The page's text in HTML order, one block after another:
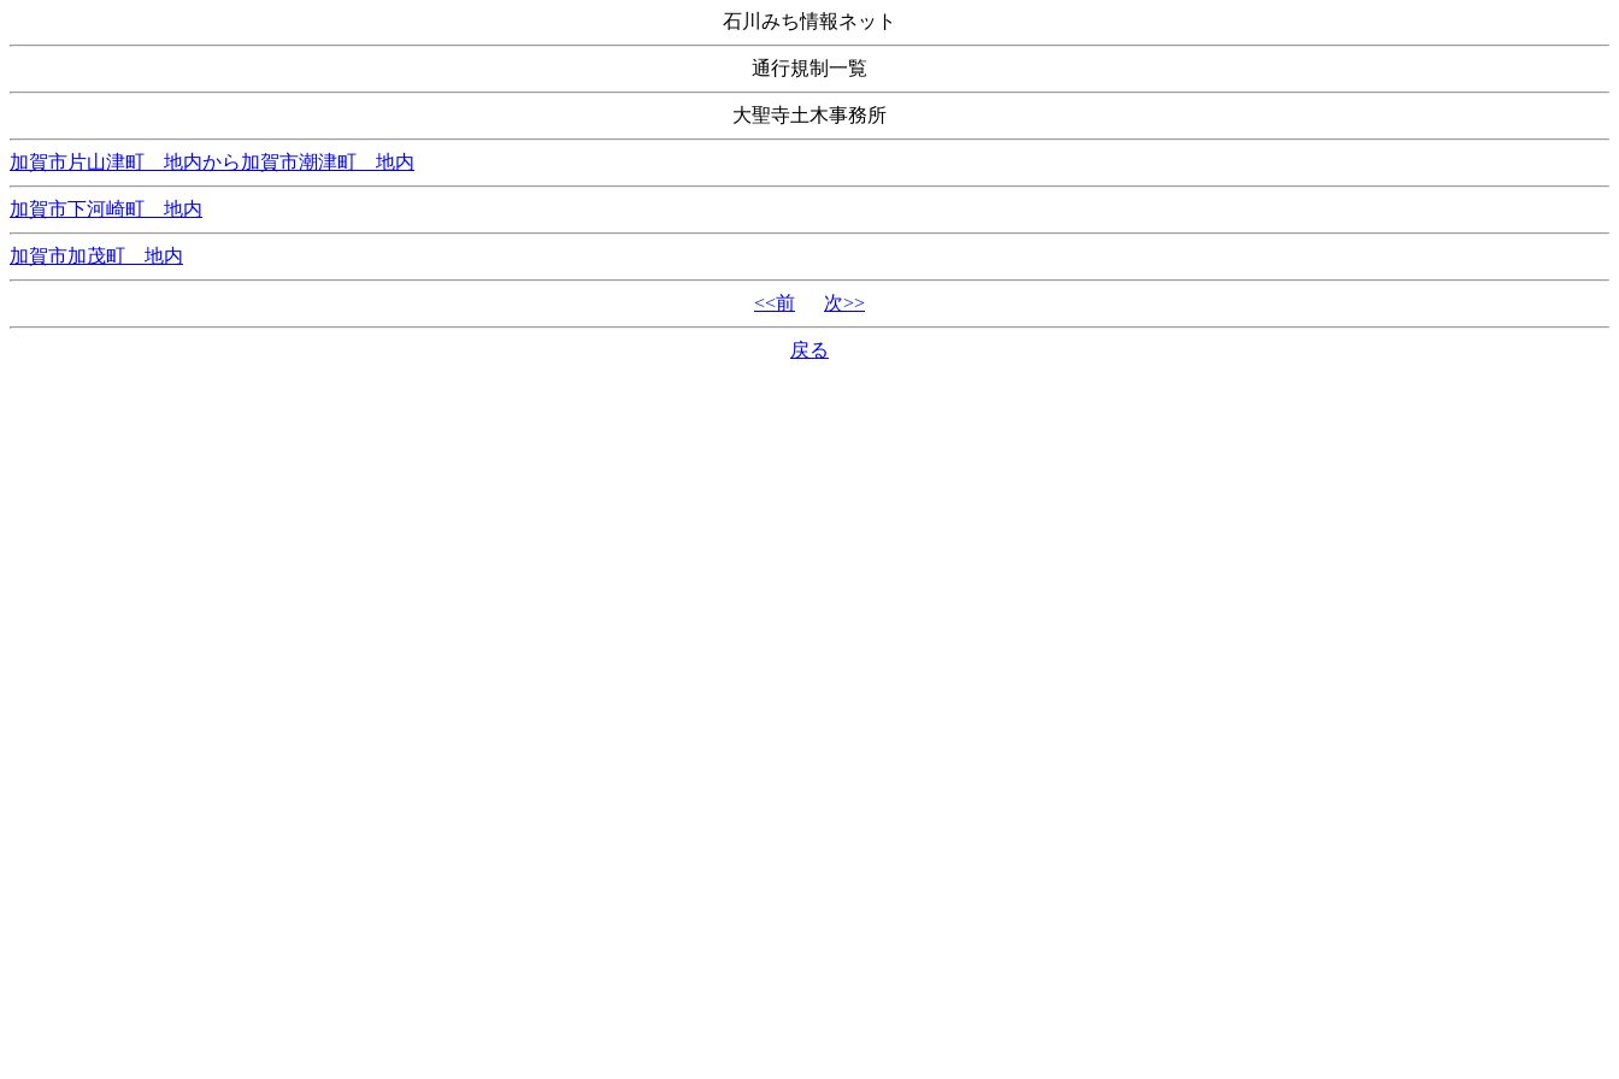
石川みち情報ネット
通行規制一覧
大聖寺土木事務所
加賀市片山津町 地内から加賀市潮津町 地内
加賀市下河崎町 地内
加賀市加茂町 地内
<<前 次>>
戻る